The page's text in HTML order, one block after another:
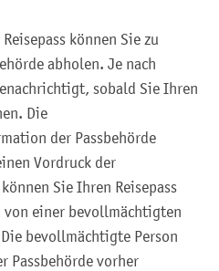
können Sie zu
abholen. Je nach
sobald Sie Ihren
Die
der Passbehörde
Vordruck der
Sie Ihren Reisepass
einer bevollmächtigten
bevollmächtigte Person
Passbehörde vorher